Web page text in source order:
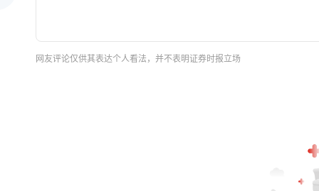
网友评论仅供其表达个人看法，并不表明证券时报立场